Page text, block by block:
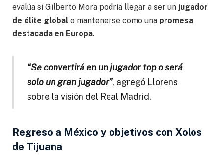
evalúa si Gilberto Mora podría llegar a ser un jugador
de élite global o mantenerse como una promesa
destacada en Europa.
“Se convertirá en un jugador top o será
solo un gran jugador”, agregó Llorens
sobre la visión del Real Madrid.
Regreso a México y objetivos con Xolos
de Tijuana